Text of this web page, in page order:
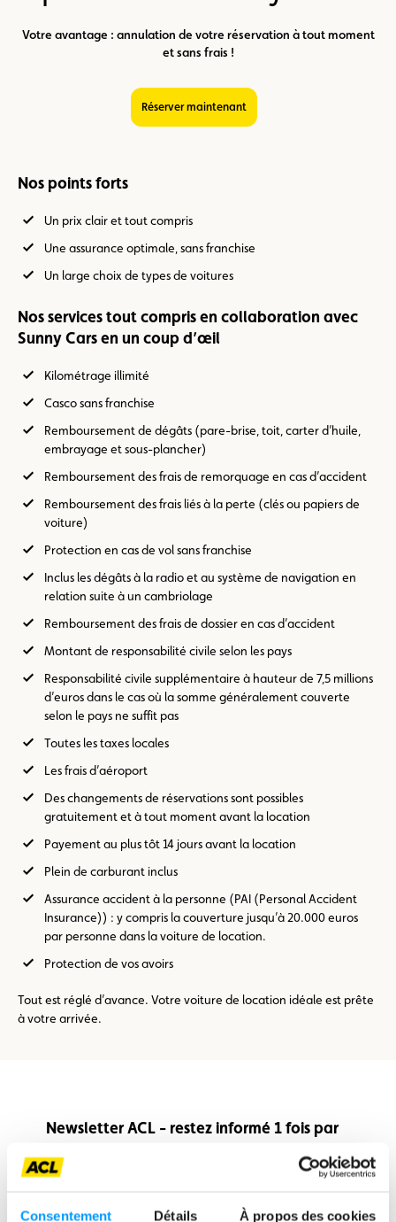
Consentement Détails À propos des cookies
Votre avantage : annulation de votre réservation à tout moment
et sans frais !
Réserver maintenant
Nos points forts
Un prix clair et tout compris
Une assurance optimale, sans franchise
Un large choix de types de voitures
Nos services tout compris en collaboration avec
Sunny Cars en un coup d’œil
Kilométrage illimité
Casco sans franchise
Remboursement de dégâts (pare-brise, toit, carter d’huile,
embrayage et sous-plancher)
Remboursement des frais de remorquage en cas d’accident
Remboursement des frais liés à la perte (clés ou papiers de
voiture)
Protection en cas de vol sans franchise
Inclus les dégâts à la radio et au système de navigation en
relation suite à un cambriolage
Remboursement des frais de dossier en cas d’accident
Montant de responsabilité civile selon les pays
Responsabilité civile supplémentaire à hauteur de 7,5 millions
d’euros dans le cas où la somme généralement couverte
selon le pays ne suffit pas
Toutes les taxes locales
Les frais d’aéroport
Des changements de réservations sont possibles
gratuitement et à tout moment avant la location
Payement au plus tôt 14 jours avant la location
Plein de carburant inclus
Assurance accident à la personne (PAI (Personal Accident
Insurance)) : y compris la couverture jusqu’à 20.000 euros
par personne dans la voiture de location.
Protection de vos avoirs
Tout est réglé d’avance. Votre voiture de location idéale est prête
à votre arrivée.
Newsletter ACL - restez informé 1 fois par
l’ACL, des tests et essais, de l’actualité